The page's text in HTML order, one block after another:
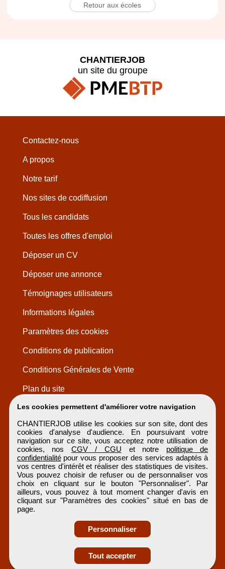
Retour aux écoles
Les cookies permettent d'améliorer votre navigation
CHANTIERJOB utilise les cookies sur son site, dont des
cookies d'analyse d'audience. En poursuivant votre
navigation sur ce site, vous acceptez notre utilisation de
cookies, nos CGV / CGU et notre politique de
confidentialitépour vous proposer des services adaptés à
vos centres d'intérêt et réaliser des statistiques de visites.
Vous pouvez choisir de refuser ou de personnaliser vos
choix en cliquant sur le bouton "Personnaliser". Par
ailleurs, vous pouvez à tout moment changer d'avis en
cliquant sur "Paramètres des cookies" situé en bas de
page.
Personnaliser
Tout accepter
CHANTIERJOB
un site du groupe
Contactez-nous
A propos
Notre tarif
Nos sites de codiffusion
Tous les candidats
Toutes les offres d'emploi
Déposer un CV
Déposer une annonce
Témoignages utilisateurs
Informations légales
Paramètres des cookies
Conditions de publication
Conditions Générales de Vente
Plan du site
CHANTIERJOB